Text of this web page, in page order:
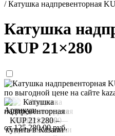
/Катушка надпревенторная
Катушка
KUP 21×280
Артикул:
от125 280,00руб.